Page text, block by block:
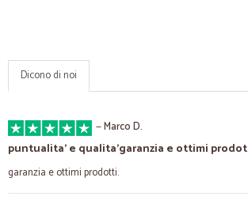
Dicono di noi
—Marco D.
puntualita' e qualita'garanzia e ottimi
garanzia e ottimi prodotti.